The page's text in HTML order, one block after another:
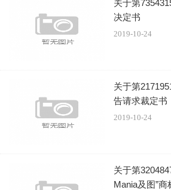
关于第
决定书
2019-10-24
关于第
告请求裁定书
2019-10-24
关于第
Mania及图”